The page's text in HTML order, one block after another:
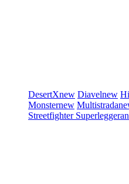
DesertXnew Diavelnew
Monsternew Multistrada
Streetfighter Superleggera